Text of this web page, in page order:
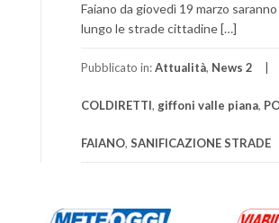
Faiano da giovedì 19 marzo
lungo le strade cittadine […]
Pubblicato in:Attualità, News 2
COLDIRETTI, giffoni valle piana,
FAIANO, SANIFICAZIONE STRADE